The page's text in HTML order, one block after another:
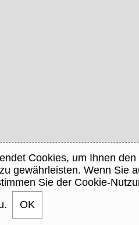
Cookies, um Ihnen den
gewährleisten. Wenn Sie
Sie der Cookie-
OK